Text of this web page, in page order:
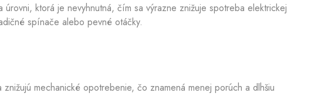
ktorá je nevyhnutná, čím sa výrazne znižuje spotreba elektrickej
spínače alebo pevné otáčky.
mechanické opotrebenie, čo znamená menej porúch a dlhšiu